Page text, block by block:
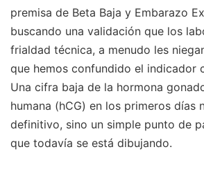
premisa de Beta Baja y Embarazo
buscando una validación que los
frialdad técnica, a menudo les
que hemos confundido el indicador
Una cifra baja de la hormona
humana (hCG) en los primeros días
definitivo, sino un simple punto de
que todavía se está dibujando.